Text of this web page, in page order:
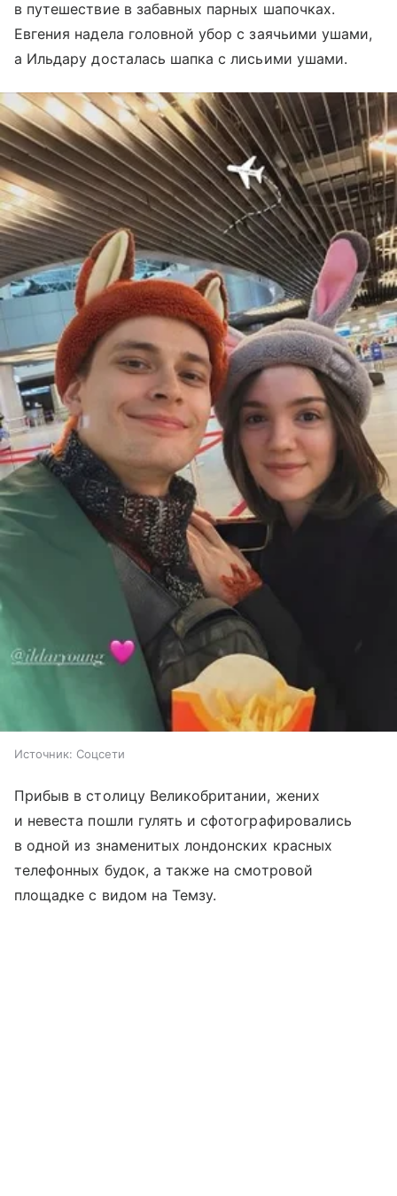
в путешествие в забавных парных шапочках.
Евгения надела головной убор с заячьими ушами,
а Ильдару досталась шапка с лисьими ушами.
Источник: Соцсети
Прибыв в столицу Великобритании, жених
и невеста пошли гулять и сфотографировались
в одной из знаменитых лондонских красных
телефонных будок, а также на смотровой
площадке с видом на Темзу.